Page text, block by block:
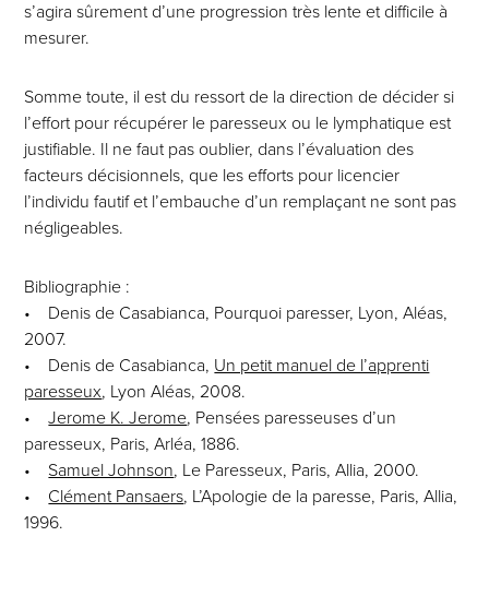
s’agira sûrement d’une progression très lente et difficile à
mesurer.
Somme toute, il est du ressort de la direction de décider si
l’effort pour récupérer le paresseux ou le lymphatique est
justifiable. Il ne faut pas oublier, dans l’évaluation des
facteurs décisionnels, que les efforts pour licencier
l’individu fautif et l’embauche d’un remplaçant ne sont pas
négligeables.
Bibliographie :
• Denis de Casabianca, Pourquoi paresser, Lyon, Aléas,
2007.
• Denis de Casabianca, Un petit manuel de l’apprenti
paresseux, Lyon Aléas, 2008.
•Jerome K. Jerome, Pensées paresseuses d’un
paresseux, Paris, Arléa, 1886.
• Samuel Johnson, Le Paresseux, Paris, Allia, 2000.
• Clément Pansaers, L’Apologie de la paresse, Paris, Allia,
1996.